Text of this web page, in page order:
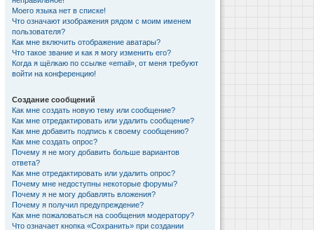
Моего языка нет в списке!
Что означают изображения рядом с моим именем
пользователя?
Как мне включить отображение аватары?
Что такое звание и как я могу изменить его?
Когда я щёлкаю по ссылке «email», от меня требуют
войти на конференцию!
Создание сообщений
Как мне создать новую тему или сообщение?
Как мне отредактировать или удалить сообщение?
Как мне добавить подпись к своему сообщению?
Как мне создать опрос?
Почему я не могу добавить больше вариантов
ответа?
Как мне отредактировать или удалить опрос?
Почему мне недоступны некоторые форумы?
Почему я не могу добавлять вложения?
Почему я получил предупреждение?
Как мне пожаловаться на сообщения модератору?
Что означает кнопка «Сохранить» при создании